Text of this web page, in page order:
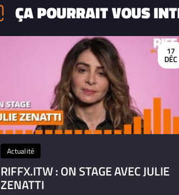
ÇA POURRAIT VOUS
17
DÉC
Actualité
RIFFX.ITW : ON STAGE AVEC JULIE
ZENATTI